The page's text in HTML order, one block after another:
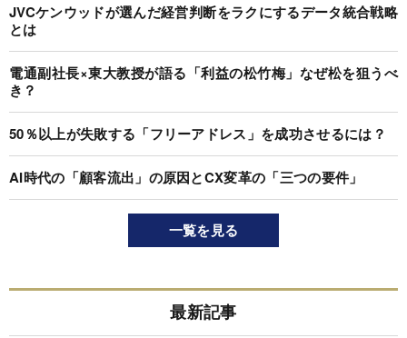
JVCケンウッドが選んだ経営判断をラクにするデータ統合戦略
とは
電通副社長×東大教授が語る「利益の松竹梅」なぜ松を狙うべ
き？
50％以上が失敗する「フリーアドレス」を成功させるには？
AI時代の「顧客流出」の原因とCX変革の「三つの要件」
一覧を見る
最新記事